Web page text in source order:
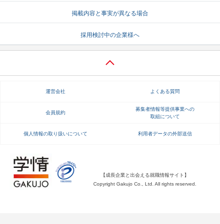
就活ノウハウが満載！ お役立ち記事・相談室など
就活ニュースペーパー よくある質問
不明点があればこちら
掲載内容と事実が異なる場合
採用検討中の企業様へ
運営会社 よくある質問
会員規約
募集者情報等提供事業への
取組について
個人情報の取り扱いについて 利用者データの外部送信
【成長企業と出会える就職情報サイト】
Copyright Gakujo Co., Ltd. All rights reserved.